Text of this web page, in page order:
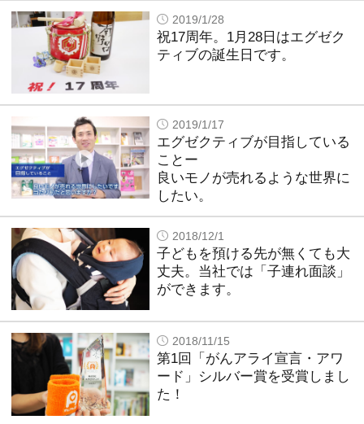
2019/1/28
祝17周年。1月28日はエグゼク
ティブの誕生日です。
2019/1/17
エグゼクティブが目指している
ことー
良いモノが売れるような世界に
したい。
2018/12/1
子どもを預ける先が無くても大
丈夫。当社では「子連れ面談」
ができます。
2018/11/15
第1回「がんアライ宣言・アワ
ード」シルバー賞を受賞しまし
た！